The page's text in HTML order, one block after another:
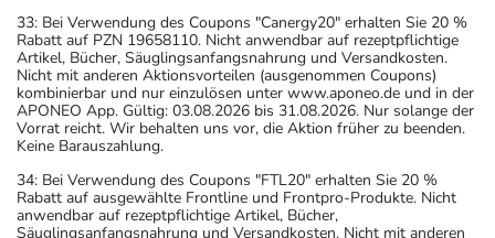
33: Bei Verwendung des Coupons "Canergy20" erhalten Sie 20 %
Rabatt auf PZN 19658110. Nicht anwendbar auf rezeptpflichtige
Artikel, Bücher, Säuglingsanfangsnahrung und Versandkosten.
Nicht mit anderen Aktionsvorteilen (ausgenommen Coupons)
kombinierbar und nur einzulösen unter www.aponeo.de und in der
APONEO App. Gültig: 03.08.2026 bis 31.08.2026. Nur solange der
Vorrat reicht. Wir behalten uns vor, die Aktion früher zu beenden.
Keine Barauszahlung.
34: Bei Verwendung des Coupons "FTL20" erhalten Sie 20 %
Rabatt auf ausgewählte Frontline und Frontpro-Produkte. Nicht
anwendbar auf rezeptpflichtige Artikel, Bücher,
Säuglingsanfangsnahrung und Versandkosten. Nicht mit anderen